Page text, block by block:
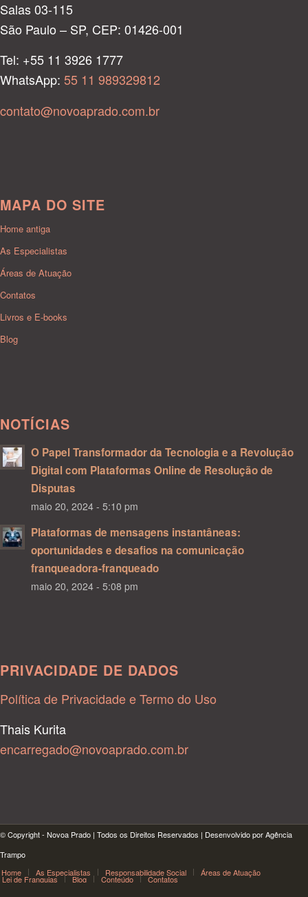
Salas 03-115
São Paulo – SP, CEP: 01426-001
Tel: +55 11 3926 1777
WhatsApp: 55 11 989329812
contato@novoaprado.com.br
MAPA DO SITE
Home antiga
As Especialistas
Áreas de Atuação
Contatos
Livros e E-books
Blog
NOTÍCIAS
O Papel Transformador da Tecnologia e a Revolução
Digital com Plataformas Online de Resolução de
Disputas
maio 20, 2024 - 5:10 pm
Plataformas de mensagens instantâneas:
oportunidades e desafios na comunicação
franqueadora-franqueado
maio 20, 2024 - 5:08 pm
PRIVACIDADE DE DADOS
Política de Privacidade e Termo do Uso
Thais Kurita
encarregado@novoaprado.com.br
© Copyright - Novoa Prado | Todos os Direitos Reservados | Desenvolvido por Agência
Trampo
Home
As Especialistas Responsabilidade Social Áreas de Atuação
Lei de Franquias Blog Conteúdo Contatos